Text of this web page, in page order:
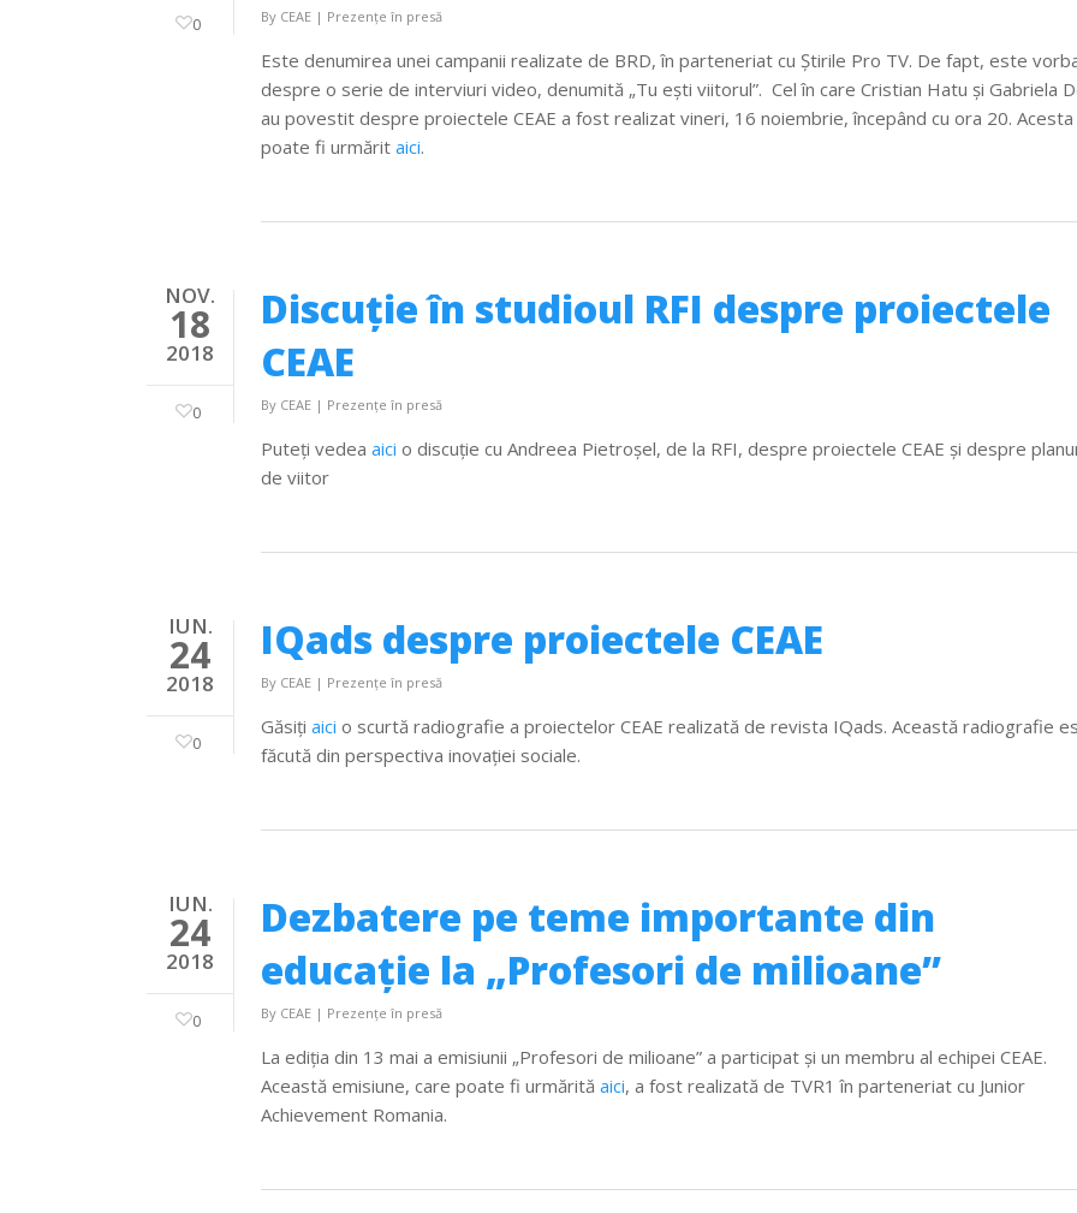
0 By CEAE | Prezențe în presă
Este denumirea unei campanii realizate de BRD, în parteneriat cu Ştirile Pro TV. De fapt, este
despre o serie de interviuri video, denumită „Tu eşti viitorul”. Cel în care Cristian Hatu şi Gabriela
au povestit despre proiectele CEAE a fost realizat vineri, 16 noiembrie, începând cu ora 20. Acesta
poate fi urmărit aici.
NOV.
18
2018
0
Discuţie în studioul RFI despre proiectele
CEAE
By CEAE | Prezențe în presă
Puteţi vedea aici o discuţie cu Andreea Pietroşel, de la RFI, despre proiectele CEAE şi despre
de viitor
IUN.
24
2018
0
IQads despre proiectele CEAE
By CEAE | Prezențe în presă
Găsiţi aici o scurtă radiografie a proiectelor CEAE realizată de revista IQads. Această radiografie
făcută din perspectiva inovaţiei sociale.
IUN.
24
2018
0
Dezbatere pe teme importante din
educație la „Profesori de milioane”
By CEAE | Prezențe în presă
La ediţia din 13 mai a emisiunii „Profesori de milioane” a participat şi un membru al echipei CEAE.
Această emisiune, care poate fi urmărită aici, a fost realizată de TVR1 în parteneriat cu Junior
Achievement Romania.